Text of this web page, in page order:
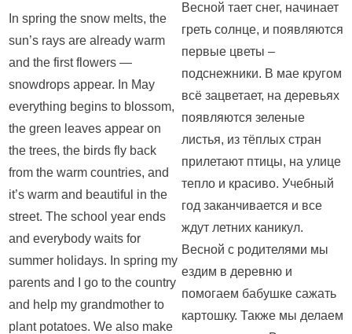
In spring the snow melts, the
sun’s rays are already warm
and the first flowers —
snowdrops appear. In May
everything begins to blossom,
the green leaves appear on
the trees, the birds fly back
from the warm countries, and
it’s warm and beautiful in the
street. The school year ends
and everybody waits for
summer holidays. In spring my
parents and I go to the country
and help my grandmother to
plant potatoes. We also make
Весной тает снег, начинает
греть солнце, и появляются
первые цветы –
подснежники. В мае кругом
всё зацветает, на деревьях
появляются зеленые
листья, из тёплых стран
прилетают птицы, на улице
тепло и красиво. Учебный
год заканчивается и все
ждут летних каникул.
Весной с родителями мы
ездим в деревню и
помогаем бабушке сажать
картошку. Также мы делаем